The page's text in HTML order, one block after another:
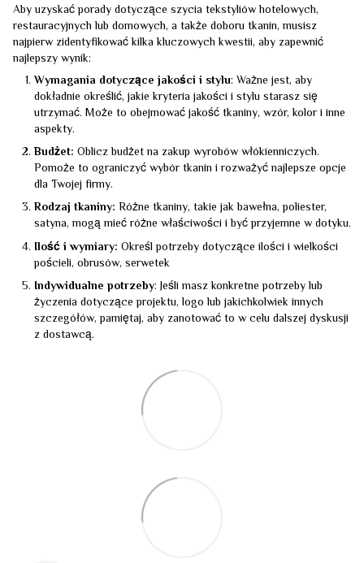
Aby uzyskać porady dotyczące szycia tekstyliów hotelowych,
restauracyjnych lub domowych, a także doboru tkanin, musisz
najpierw zidentyfikować kilka kluczowych kwestii, aby zapewnić
najlepszy wynik:
Wymagania dotyczące jakości i stylu: Ważne jest, aby
dokładnie określić, jakie kryteria jakości i stylu starasz się
utrzymać. Może to obejmować jakość tkaniny, wzór, kolor i inne
aspekty.
Budżet: Oblicz budżet na zakup wyrobów włókienniczych.
Pomoże to ograniczyć wybór tkanin i rozważyć najlepsze opcje
dla Twojej firmy.
Rodzaj tkaniny: Różne tkaniny, takie jak bawełna, poliester,
satyna, mogą mieć różne właściwości i być przyjemne w dotyku.
Ilość i wymiary: Określ potrzeby dotyczące ilości i wielkości
pościeli, obrusów, serwetek
Indywidualne potrzeby: Jeśli masz konkretne potrzeby lub
życzenia dotyczące projektu, logo lub jakichkolwiek innych
szczegółów, pamiętaj, aby zanotować to w celu dalszej dyskusji
z dostawcą.